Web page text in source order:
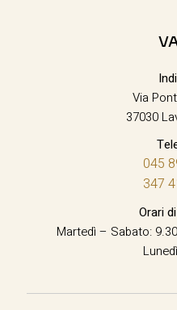
Via
37030
045
347
Orari
Martedì – Sabato: